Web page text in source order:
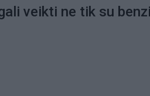
veikti ne tik su